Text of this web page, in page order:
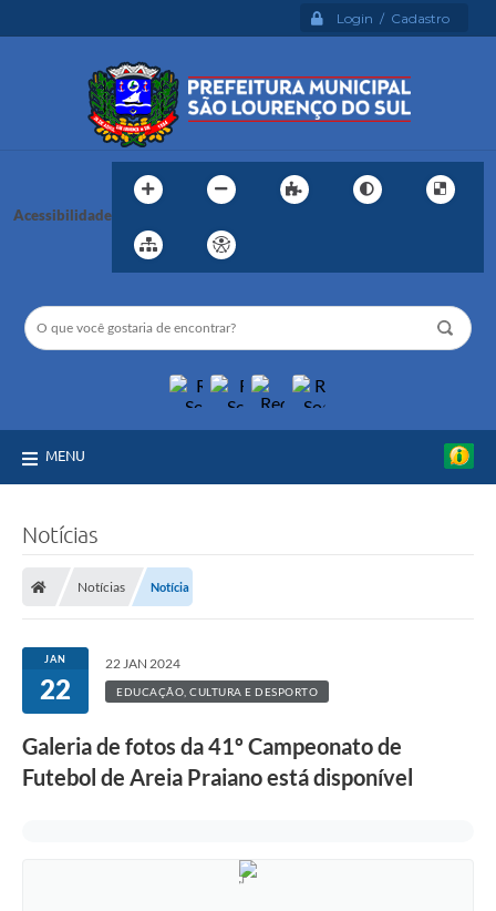
Login / Cadastro
Acessibilidade
MENU
Notícias
Notícias Notícia
JAN
22
22 JAN 2024
EDUCAÇÃO, CULTURA E DESPORTO
Galeria de fotos da 41º Campeonato de
Futebol de Areia Praiano está disponível